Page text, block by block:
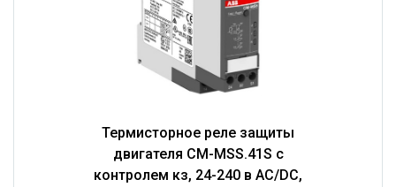
Термисторное реле защиты
двигателя CM-MSS.41S с
контролем кз, 24-240 в AC/DC,